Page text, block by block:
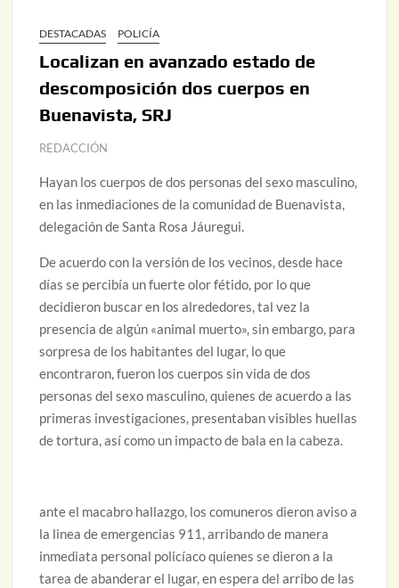
DESTACADAS POLICÍA
Localizan en avanzado estado de
descomposición dos cuerpos en
Buenavista, SRJ
REDACCIÓN
Hayan los cuerpos de dos personas del sexo masculino,
en las inmediaciones de la comunidad de Buenavista,
delegación de Santa Rosa Jáuregui.
De acuerdo con la versión de los vecinos, desde hace
días se percibía un fuerte olor fétido, por lo que
decidieron buscar en los alrededores, tal vez la
presencia de algún «animal muerto», sin embargo, para
sorpresa de los habitantes del lugar, lo que
encontraron, fueron los cuerpos sin vida de dos
personas del sexo masculino, quienes de acuerdo a las
primeras investigaciones, presentaban visibles huellas
de tortura, así como un impacto de bala en la cabeza.
ante el macabro hallazgo, los comuneros dieron aviso a
la linea de emergencias 911, arribando de manera
inmediata personal policíaco quienes se dieron a la
tarea de abanderar el lugar, en espera del arribo de las